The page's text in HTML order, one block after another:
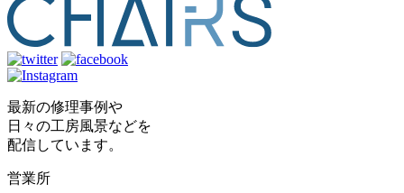
最新の修理事例や
日々の工房風景などを
配信しています。
営業所